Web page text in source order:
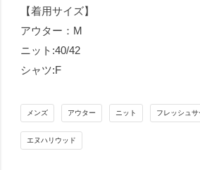
【着用サイズ】
アウター：M
ニット:40/42
シャツ:F
メンズ アウター ニット フレッシュサ
エヌハリウッド